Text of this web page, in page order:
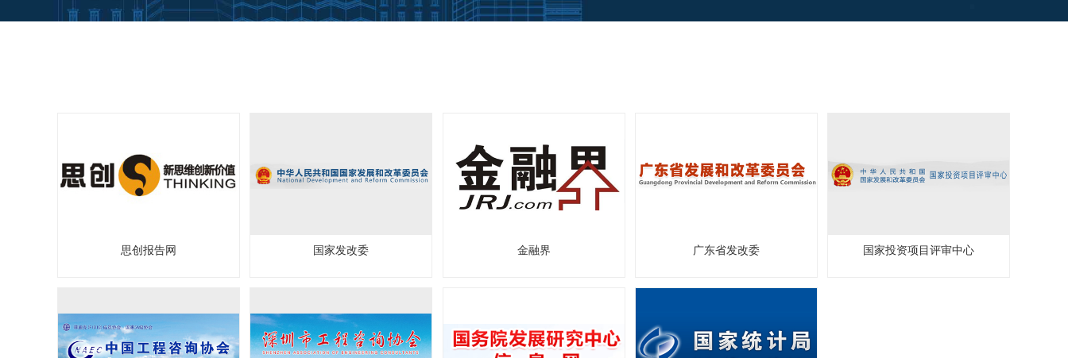
环保产业
思创报告网 国家发改委 金融界 广东省发改委 国家投资项目评审中心